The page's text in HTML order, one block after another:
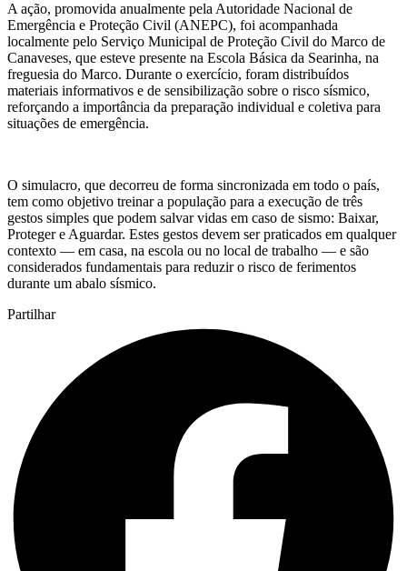
A ação, promovida anualmente pela Autoridade Nacional de
Emergência e Proteção Civil (ANEPC), foi acompanhada
localmente pelo Serviço Municipal de Proteção Civil do Marco de
Canaveses, que esteve presente na Escola Básica da Searinha, na
freguesia do Marco. Durante o exercício, foram distribuídos
materiais informativos e de sensibilização sobre o risco sísmico,
reforçando a importância da preparação individual e coletiva para
situações de emergência.
O simulacro, que decorreu de forma sincronizada em todo o país,
tem como objetivo treinar a população para a execução de três
gestos simples que podem salvar vidas em caso de sismo: Baixar,
Proteger e Aguardar. Estes gestos devem ser praticados em qualquer
contexto — em casa, na escola ou no local de trabalho — e são
considerados fundamentais para reduzir o risco de ferimentos
durante um abalo sísmico.
Partilhar